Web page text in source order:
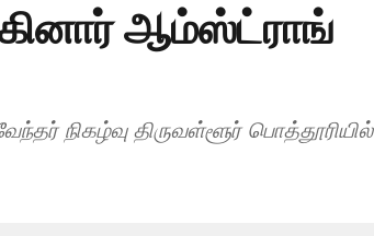
ஆம்ஸ்ட்ராங்
நிகழ்வு திருவள்ளூர் பொத்தூரியில்